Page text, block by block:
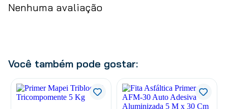
Nenhuma avaliação
Você também pode gostar: